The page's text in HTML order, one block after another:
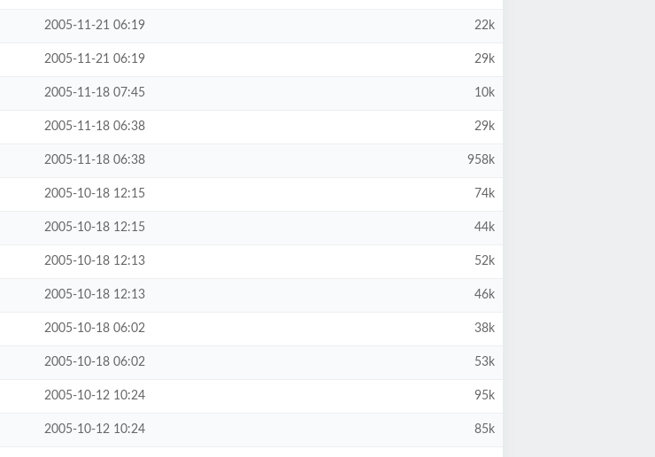
2005-11-21 06:19 22k
2005-11-21 06:19 29k
2005-11-18 07:45 10k
2005-11-18 06:38 29k
2005-11-18 06:38 958k
2005-10-18 12:15 74k
2005-10-18 12:15 44k
2005-10-18 12:13 52k
2005-10-18 12:13 46k
2005-10-18 06:02 38k
2005-10-18 06:02 53k
2005-10-12 10:24 95k
2005-10-12 10:24 85k